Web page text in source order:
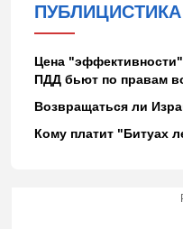
ПУБЛИЦИСТИКА
Цена
ПДД бьют по правам
Возвращаться ли
Кому платит "Битуах